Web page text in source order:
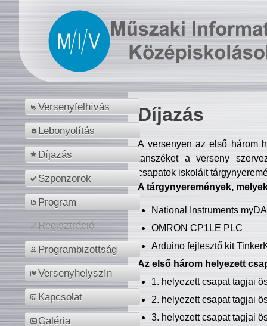
Versenyfelhívás
Lebonyolítás
Díjazás
Szponzorok
Program
Regisztráció
Programbizottság
Versenyhelyszín
Kapcsolat
Galéria
Díjazás
A versenyen az első három
tanszéket a verseny
csapatok iskoláit
A tárgynyeremények,
National Instruments
OMRON CP1LE PLC
Arduino fejlesztő kit
Az első három helyezett
1. helyezett csapat tagjai
2. helyezett csapat tagjai
3. helyezett csapat tagjai